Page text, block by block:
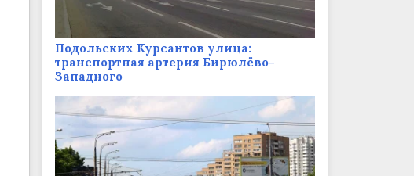
Подольских Курсантов улица:
транспортная артерия Бирюлёво-
Западного